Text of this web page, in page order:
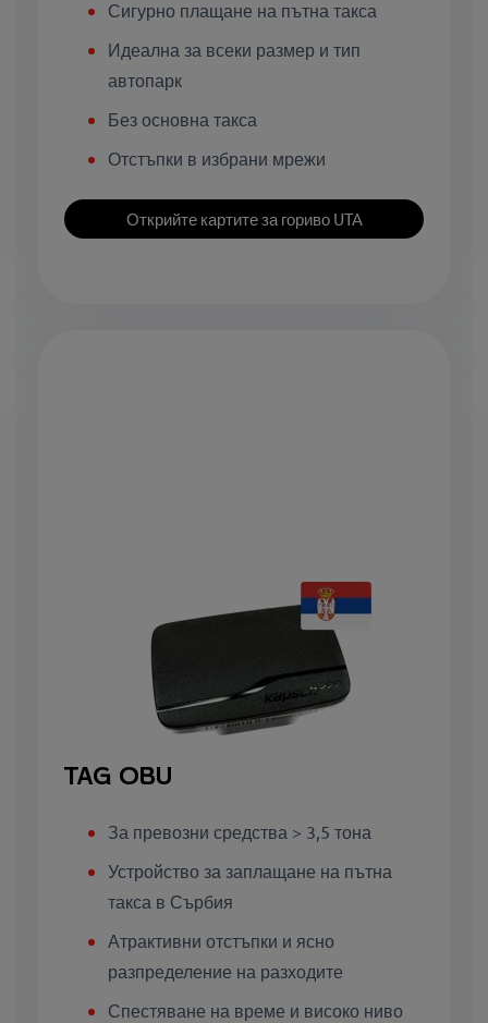
Сигурно плащане на пътна такса
Идеална за всеки размер и тип
автопарк
Без основна такса
Отстъпки в избрани мрежи
Открийте картите за гориво UTA
TAG OBU
За превозни средства > 3,5 тона
Устройство за заплащане на пътна
такса в Сърбия
Атрактивни отстъпки и ясно
разпределение на разходите
Спестяване на време и високо ниво